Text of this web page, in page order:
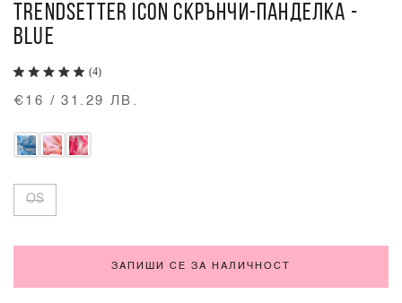
TRENDSETTER ICON СКРЪНЧИ-ПАНДЕЛКА -
BLUE
(4)
€16 / 31.29 ЛВ.
OS
ЗАПИШИ СЕ ЗА НАЛИЧНОСТ